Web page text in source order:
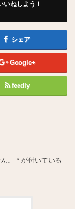
いねしよう！
シェア
Google+
feedly
。 * が付いている